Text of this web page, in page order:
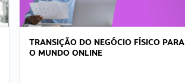
TRANSIÇÃO DO NEGÓCIO FÍSICO PARA
O MUNDO ONLINE